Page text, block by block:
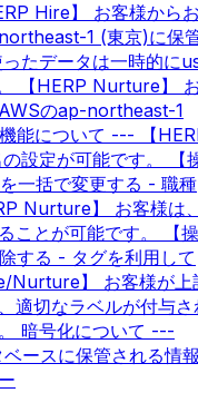
Hire】 お客様から
1 (東京)に保
たデータは一時的に
【HERP Nurture】
のap-northeast-1
能について --- 【
設定が可能です。 【
一括で変更する - 職種
Nurture】 お客様は
ことが可能です。 【操
する - タグを利用して
Nurture】 お客様が上
適切なラベルが付与さ
暗号化について ---
ースに保管される情